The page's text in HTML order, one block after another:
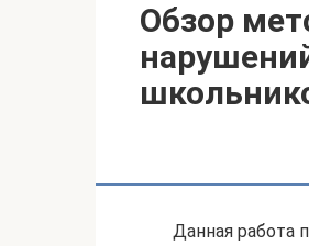
Обзор
Данная работа